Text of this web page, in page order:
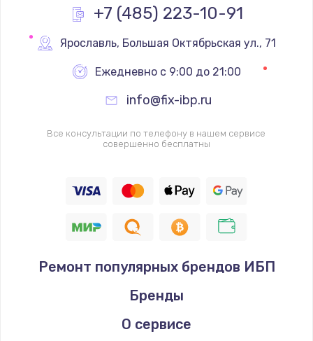
Заказать
Замена реле
700 руб.
Замена ТЭНа
2500 руб.
Замена шнура
1400 руб.
Заказать
+7 (485) 223-10-91
Ярославль, Большая Октябрьская ул., 71
Ежедневно с 9:00 до 21:00
info@fix-ibp.ru
Все консультации по телефону в нашем сервисе
совершенно бесплатны
Ремонт популярных брендов ИБП
Бренды
О сервисе